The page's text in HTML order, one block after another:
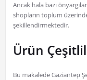
Ancak hala bazı
shopların toplum
şekillendirmektedir.
Ürün
Bu makalede Gaziantep